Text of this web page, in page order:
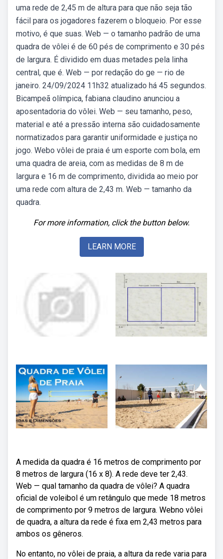
uma rede de 2,45 m de altura para que não seja tão
fácil para os jogadores fazerem o bloqueio. Por esse
motivo, é que suas. Web — o tamanho padrão de uma
quadra de vôlei é de 60 pés de comprimento e 30 pés
de largura. É dividido em duas metades pela linha
central, que é. Web — por redação do ge — rio de
janeiro. 24/09/2024 11h32 atualizado há 45 segundos.
Bicampeã olímpica, fabiana claudino anunciou a
aposentadoria do vôlei. Web — seu tamanho, peso,
material e até a pressão interna são cuidadosamente
normatizados para garantir uniformidade e justiça no
jogo. Webo vôlei de praia é um esporte com bola, em
uma quadra de areia, com as medidas de 8 m de
largura e 16 m de comprimento, dividida ao meio por
uma rede com altura de 2,43 m. Web — tamanho da
quadra.
For more information, click the button below.
LEARN MORE
A medida da quadra é 16 metros de comprimento por
8 metros de largura (16 x 8). A rede deve ter 2,43.
Web — qual tamanho da quadra de vôlei? A quadra
oficial de voleibol é um retângulo que mede 18 metros
de comprimento por 9 metros de largura. Webno vôlei
de quadra, a altura da rede é fixa em 2,43 metros para
ambos os gêneros.
No entanto, no vôlei de praia, a altura da rede varia para